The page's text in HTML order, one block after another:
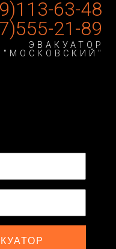
63-48
21-89
ЭВАКУАТОР
"МОСКОВСКИЙ"